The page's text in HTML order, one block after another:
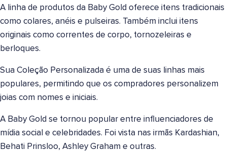
A linha de produtos da Baby Gold oferece itens tradicionais
como colares, anéis e pulseiras. Também inclui itens
originais como correntes de corpo, tornozeleiras e
berloques.
Sua Coleção Personalizada é uma de suas linhas mais
populares, permitindo que os compradores personalizem
joias com nomes e iniciais.
A Baby Gold se tornou popular entre influenciadores de
mídia social e celebridades. Foi vista nas irmãs Kardashian,
Behati Prinsloo, Ashley Graham e outras.